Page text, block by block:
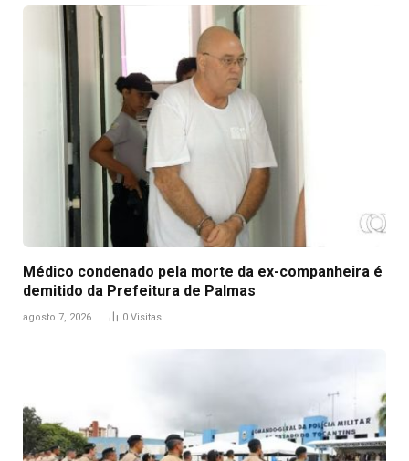
Médico condenado pela morte da ex-companheira é
demitido da Prefeitura de Palmas
agosto 7, 2026 0 Visitas